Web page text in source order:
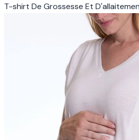
T-shirt De Grossesse Et